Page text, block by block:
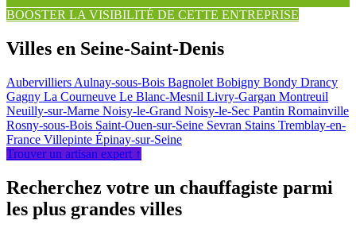
BOOSTER LA VISIBILITÉ DE CETTE ENTREPRISE
Villes en Seine-Saint-Denis
Aubervilliers Aulnay-sous-Bois Bagnolet Bobigny Bondy Drancy
Gagny La Courneuve Le Blanc-Mesnil Livry-Gargan Montreuil
Neuilly-sur-Marne Noisy-le-Grand Noisy-le-Sec Pantin Romainville
Rosny-sous-Bois Saint-Ouen-sur-Seine Sevran Stains Tremblay-en-
France Villepinte Épinay-sur-Seine
Trouver un artisan expert ↑
Recherchez votre un chauffagiste parmi
les plus grandes villes